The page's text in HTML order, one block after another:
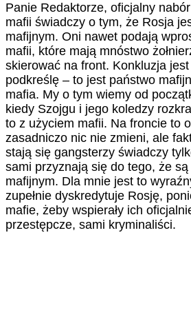
Panie Redaktorze, oficjalny
mafii świadczy o tym, że Rosja
mafijnym. Oni nawet podają
mafii, które mają mnóstwo
skierować na front. Konkluzja
podkreślę – to jest państwo
mafia. My o tym wiemy od
kiedy Szojgu i jego koledzy
to z użyciem mafii. Na froncie to
zasadniczo nic nie zmieni, ale
stają się gangsterzy świadczy
sami przyznają się do tego, że
mafijnym. Dla mnie jest to
zupełnie dyskredytuje Rosję,
mafie, żeby wspierały ich
przestępcze, sami kryminaliści.